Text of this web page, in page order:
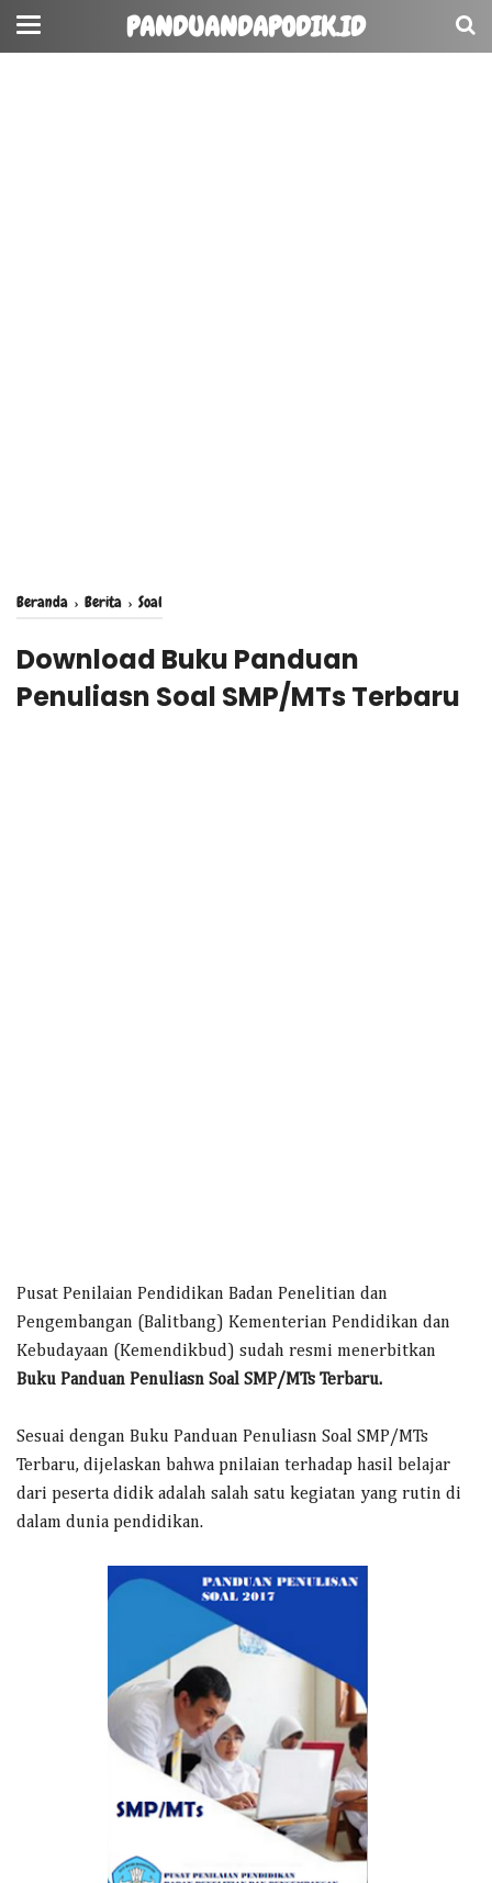
PANDUANDAPODIK.ID
Beranda › Berita › Soal
Download Buku Panduan
Penuliasn Soal SMP/MTs Terbaru
Pusat Penilaian Pendidikan Badan Penelitian dan
Pengembangan (Balitbang) Kementerian Pendidikan dan
Kebudayaan (Kemendikbud) sudah resmi menerbitkan
Buku Panduan Penuliasn Soal SMP/MTs Terbaru.
Sesuai dengan Buku Panduan Penuliasn Soal SMP/MTs
Terbaru, dijelaskan bahwa pnilaian terhadap hasil belajar
dari peserta didik adalah salah satu kegiatan yang rutin di
dalam dunia pendidikan.